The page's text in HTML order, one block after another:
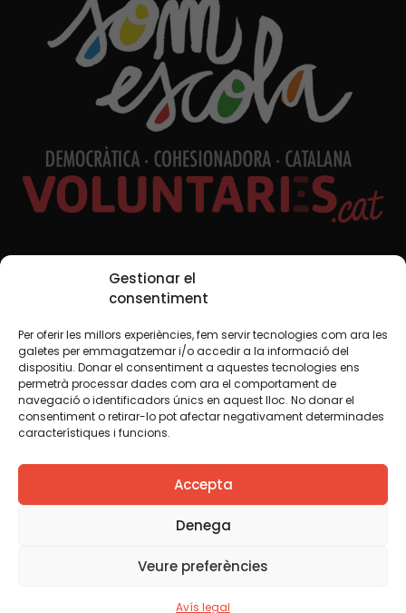
Gestionar el
consentiment
Per oferir les millors experiències, fem servir tecnologies com ara les
galetes per emmagatzemar i/o accedir a la informació del
dispositiu. Donar el consentiment a aquestes tecnologies ens
permetrà processar dades com ara el comportament de
navegació o identificadors únics en aquest lloc. No donar el
consentiment o retirar-lo pot afectar negativament determinades
característiques i funcions.
Accepta
Denega
Veure preferències
Avís legal
Xarxes Socials
TWT YTB IG FB IN
Avís legalPolítica de cookies
Creiem que el coneixement s’ha de compartir. Per això
fem servir una llicència Creative Commons, llevat que en
algun material indiquem el contrari. Us animem a copiar,
redistribuir, remesclar o transformar i crear els continguts
comercial. Només us demanem que reconegueu